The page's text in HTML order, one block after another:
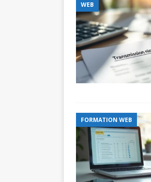
WEB
FORMATION WEB